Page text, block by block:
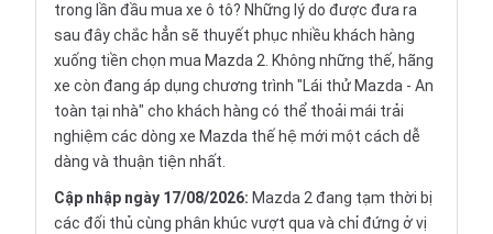
trong lần đầu mua xe ô tô? Những lý do được đưa ra
sau đây chắc hẳn sẽ thuyết phục nhiều khách hàng
xuống tiền chọn mua Mazda 2. Không những thế, hãng
xe còn đang áp dụng chương trình "Lái thử Mazda - An
toàn tại nhà" cho khách hàng có thể thoải mái trải
nghiệm các dòng xe Mazda thế hệ mới một cách dễ
dàng và thuận tiện nhất.
Cập nhập ngày 17/08/2026: Mazda 2 đang tạm thời bị
các đối thủ cùng phân khúc vượt qua và chỉ đứng ở vị